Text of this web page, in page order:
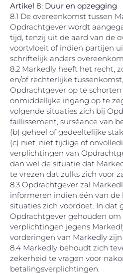
Artikel 8: Duur en opzegging
8.1 De overeenkomst tussen
Opdrachtgever wordt
tijd, tenzij uit de aard van de
voortvloeit of indien partijen
schriftelijk anders
8.2 Markedly heeft het recht,
en/of rechterlijke
Opdrachtgever op te
onmiddellijke ingang op te
volgende situaties zich bij
faillissement, surséance van
(b) geheel of gedeeltelijke
(c) niet, niet tijdige of
verplichtingen van
dan wel de situatie dat
te vrezen dat zulks zich voor
8.3 Opdrachtgever zal
informeren indien één van
situaties zich voordoet. In dat
Opdrachtgever gehouden om
verplichtingen jegens
vorderingen van Markedly
8.4 Markedly behoudt zich
zekerheid te vragen voor
betalingsverplichtingen.